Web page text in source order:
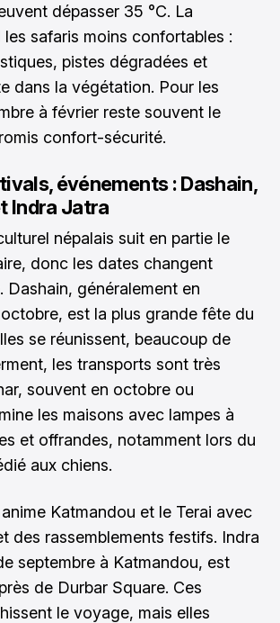
dépasser 35 °C. La
les safaris moins confortables :
pistes dégradées et
dans la végétation. Pour les
à février reste souvent le
confort-sécurité.
événements : Dashain,
Indra Jatra
népalais suit en partie le
donc les dates changent
Dashain, généralement en
est la plus grande fête du
se réunissent, beaucoup de
les transports sont très
souvent en octobre ou
les maisons avec lampes à
et offrandes, notamment lors du
aux chiens.
Katmandou et le Terai avec
des rassemblements festifs. Indra
septembre à Katmandou, est
de Durbar Square. Ces
le voyage, mais elles